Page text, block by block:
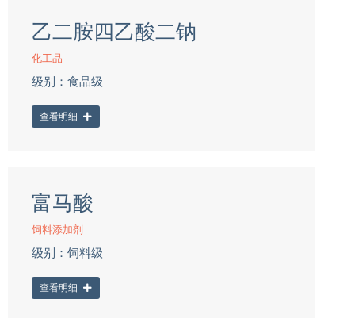
乙二胺四乙酸二钠
化工品
级别：食品级
查看明细
富马酸
饲料添加剂
级别：饲料级
查看明细